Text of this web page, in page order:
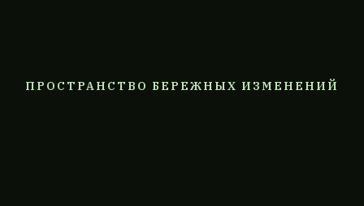
ПРОСТРАНСТВО БЕРЕЖНЫХ ИЗМЕНЕНИЙ